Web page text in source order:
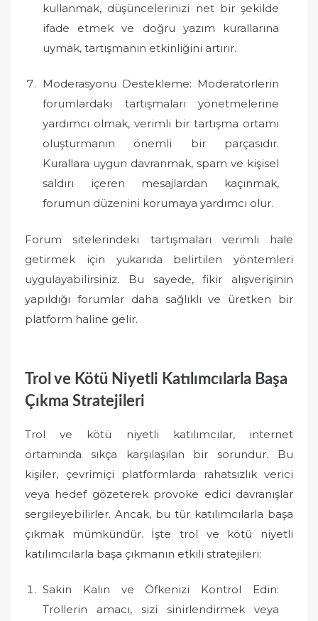
kullanmak, düşüncelerinizi net bir şekilde
ifade etmek ve doğru yazım kurallarına
uymak, tartışmanın etkinliğini artırır.
Moderasyonu Destekleme: Moderatorlerin
forumlardaki tartışmaları yönetmelerine
yardımcı olmak, verimli bir tartışma ortamı
oluşturmanın önemli bir parçasıdır.
Kurallara uygun davranmak, spam ve kişisel
saldırı içeren mesajlardan kaçınmak,
forumun düzenini korumaya yardımcı olur.
Forum sitelerindeki tartışmaları verimli hale
getirmek için yukarıda belirtilen yöntemleri
uygulayabilirsiniz. Bu sayede, fikir alışverişinin
yapıldığı forumlar daha sağlıklı ve üretken bir
platform haline gelir.
Trol ve Kötü Niyetli Katılımcılarla Başa
Çıkma Stratejileri
Trol ve kötü niyetli katılımcılar, internet
ortamında sıkça karşılaşılan bir sorundur. Bu
kişiler, çevrimiçi platformlarda rahatsızlık verici
veya hedef gözeterek provoke edici davranışlar
sergileyebilirler. Ancak, bu tür katılımcılarla başa
çıkmak mümkündür. İşte trol ve kötü niyetli
katılımcılarla başa çıkmanın etkili stratejileri:
Sakin Kalın ve Öfkenizi Kontrol Edin:
Trollerin amacı, sizi sinirlendirmek veya